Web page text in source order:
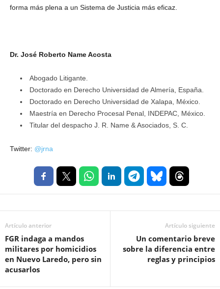
forma más plena a un Sistema de Justicia más eficaz.
Dr. José Roberto Name Acosta
Abogado Litigante.
Doctorado en Derecho Universidad de Almería, España.
Doctorado en Derecho Universidad de Xalapa, México.
Maestría en Derecho Procesal Penal, INDEPAC, México.
Titular del despacho J. R. Name & Asociados, S. C.
Twitter: @jrna
Artículo anterior
FGR indaga a mandos
militares por homicidios
en Nuevo Laredo, pero sin
acusarlos
Artículo siguiente
Un comentario breve
sobre la diferencia entre
reglas y principios